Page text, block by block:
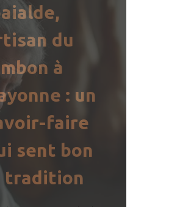
du
à
: un
faire
sent bon
tradition